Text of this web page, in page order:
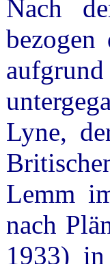
Nach
bezogen
Lyne,
Lemm
nach
1933)